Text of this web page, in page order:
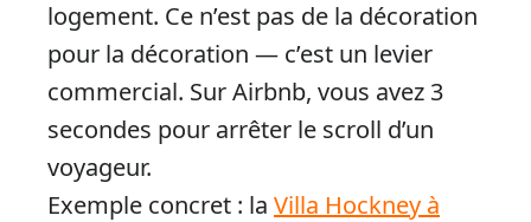
logement. Ce n’est pas de la décoration
pour la décoration — c’est un levier
commercial. Sur Airbnb, vous avez 3
secondes pour arrêter le scroll d’un
voyageur.
Exemple concret : la Villa Hockney à